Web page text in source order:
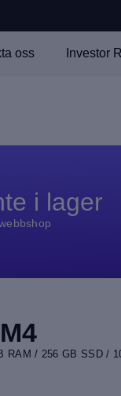
oss Investor
i lager
RAM / 256 GB SSD /